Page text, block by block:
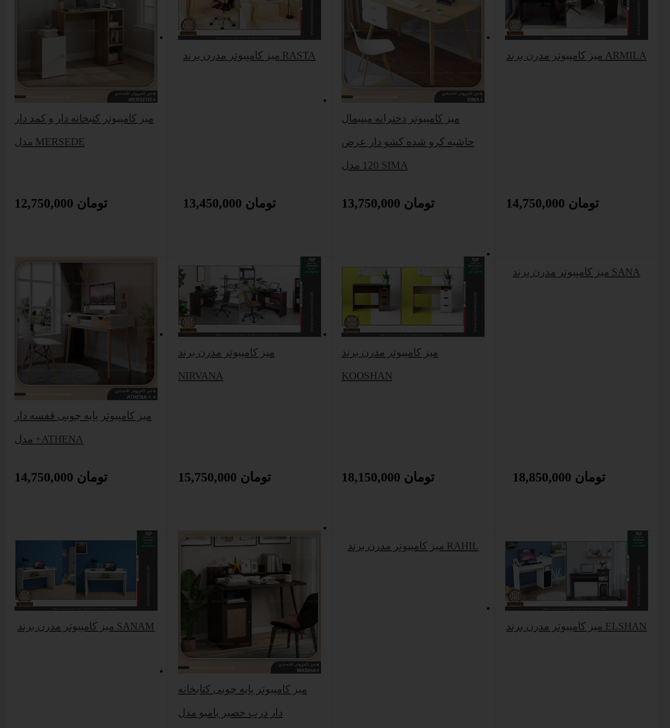
میز کامپیوتر کتبخانه دار و کمد دار
مدل MERSEDE
12,750,000 تومان
میز کامپیوتر مدرن برند RASTA
13,450,000 تومان
میز کامپیوتر دخترانه مینیمال
حاشیه کرو شده کشو دار عرض
120 مدل SIMA
13,750,000 تومان
میز کامپیوتر مدرن برند ARMILA
14,750,000 تومان
میز کامپیوتر پایه چوبی قفسه دار
مدل +ATHENA
14,750,000 تومان
میز کامپیوتر مدرن برند
NIRVANA
15,750,000 تومان
میز کامپیوتر مدرن برند
KOOSHAN
18,150,000 تومان
میز کامپیوتر مدرن برند SANA
18,850,000 تومان
میز کامپیوتر مدرن برند SANAM
میز کامپیوتر پایه چوبی کتابخانه
دار درب حصیر بامبو مدل
میز کامپیوتر مدرن برند RAHIL
میز کامپیوتر مدرن برند ELSHAN